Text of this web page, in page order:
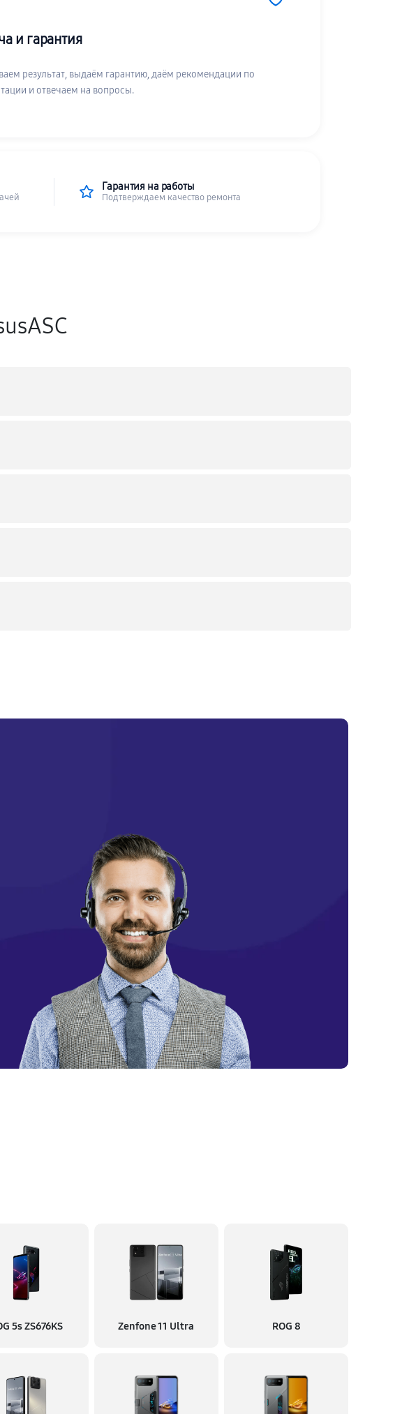
и гарантия
результат, выдаём гарантию, даём рекомендации по
и отвечаем на вопросы.
Гарантия на работы
Подтверждаем качество ремонта
5s ZS676KS Zenfone 11 Ultra ROG 8